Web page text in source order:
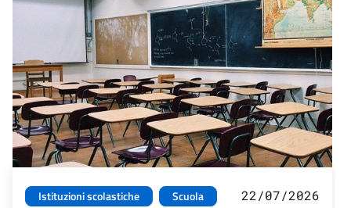
Istituzioni scolastiche
Scuola
22/07/2026